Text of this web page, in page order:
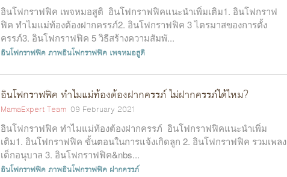
อินโฟกราฟฟิค เพจหมอสูติ อินโฟกราฟฟิคแนะนำเพิ่มเติม1. อินโฟกราฟ
ฟิค ทำไมแม่ท้องต้องฝากครรภ์2. อินโฟกราฟฟิค 3 ไตรมาสของการตั้ง
ครรภ์3. อินโฟกราฟฟิค 5 วิธีสร้างความสัมพั...
อินโฟกราฟฟิคภาพอินโฟกราฟฟิค เพจหมอสูติ
อินโฟกราฟฟิค ทำไมแม่ท้องต้องฝากครรภ์ ไม่ฝากครรภ์ได้ไหม?
MamaExpert Team 09 February 2021
อินโฟกราฟฟิค ทำไมแม่ท้องต้องฝากครรภ์ อินโฟกราฟฟิคแนะนำเพิ่ม
เติม1. อินโฟกราฟฟิค ขั้นตอนในการแจ้งเกิดลูก 2. อินโฟกราฟฟิค รวมเพลง
เด็กอนุบาล 3. อินโฟกราฟฟิค&nbs...
อินโฟกราฟฟิคภาพอินโฟกราฟฟิค ฝากครรภ์